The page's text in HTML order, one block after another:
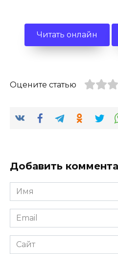
Читать онлайн
Оцените статью
Добавить
Имя
*
Email
*
Сайт